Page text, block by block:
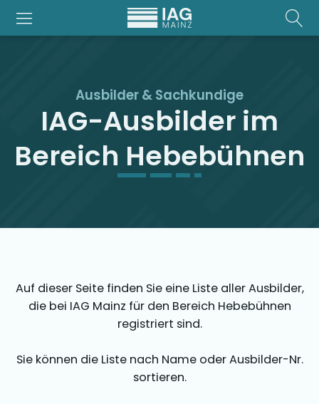
Ausbilder & Sachkundige
IAG-Ausbilder im
Bereich Hebebühnen
Auf dieser Seite finden Sie eine Liste aller Ausbilder,
die bei IAG Mainz für den Bereich Hebebühnen
registriert sind.
Sie können die Liste nach Name oder Ausbilder-Nr.
sortieren.